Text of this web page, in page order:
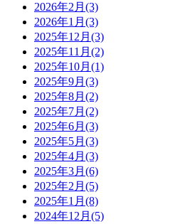
2026年2月(3)
2026年1月(3)
2025年12月(3)
2025年11月(2)
2025年10月(1)
2025年9月(3)
2025年8月(2)
2025年7月(2)
2025年6月(3)
2025年5月(3)
2025年4月(3)
2025年3月(6)
2025年2月(5)
2025年1月(8)
2024年12月(5)